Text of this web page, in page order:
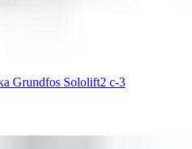
Grundfos Sololift2 c-3